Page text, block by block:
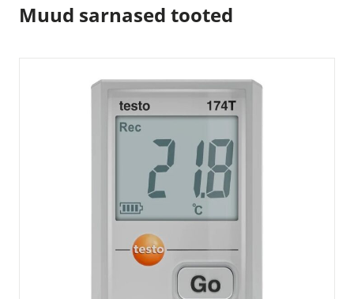
Muud sarnased tooted